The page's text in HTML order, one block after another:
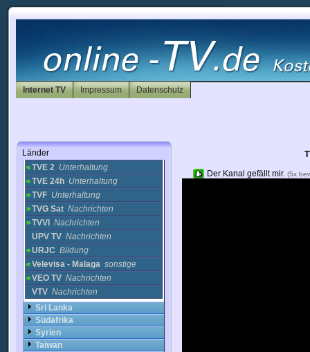
Internet TV Impressum Datenschutz
Länder
Tosiriar TV Nachrichten
Turismo de sevilla TV Reise
Religion
TV Canaria Nachrichten
TV Mas
Nachrichten
TV-Canarias-SAT
(2) Nachrichten
TVE Unterhaltung
TVE 1
TVE 2 Unterhaltung
TVE 24h Unterhaltung
TVF Unterhaltung
TVG Sat Nachrichten
TVVI
Nachrichten
UPV TV Nachrichten
URJC Bildung
Velevisa - Malaga sonstige
VEO TV Nachrichten
VTV Nachrichten
Sri Lanka
Südafrika
Syrien
Taiwan
Der Kanal gefällt mir. (5x